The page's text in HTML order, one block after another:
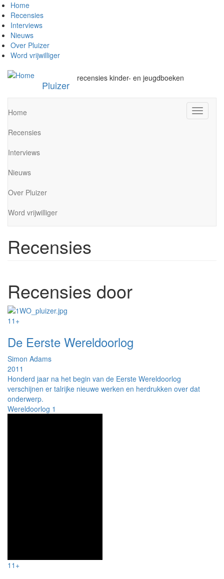
Overslaan
en
naar
de
inhoud
gaan
Home
Recensies
Interviews
Nieuws
Over Pluizer
Word vrijwilliger
Pluizer
recensies kinder- en jeugdboeken
wisselen
Home
Recensies
Interviews
Nieuws
Over Pluizer
Word vrijwilliger
Recensies
Recensies door
11+
De Eerste Wereldoorlog
Simon Adams
2011
Honderd jaar na het begin van de Eerste Wereldoorlog
verschijnen er talrijke nieuwe werken en herdrukken over dat
onderwerp.
Wereldoorlog 1
11+